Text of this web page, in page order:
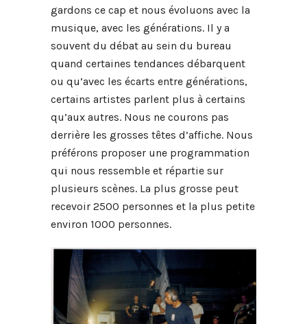
gardons ce cap et nous évoluons avec la
musique, avec les générations. Il y a
souvent du débat au sein du bureau
quand certaines tendances débarquent
ou qu’avec les écarts entre générations,
certains artistes parlent plus à certains
qu’aux autres. Nous ne courons pas
derrière les grosses têtes d’affiche. Nous
préférons proposer une programmation
qui nous ressemble et répartie sur
plusieurs scènes. La plus grosse peut
recevoir 2500 personnes et la plus petite
environ 1000 personnes.